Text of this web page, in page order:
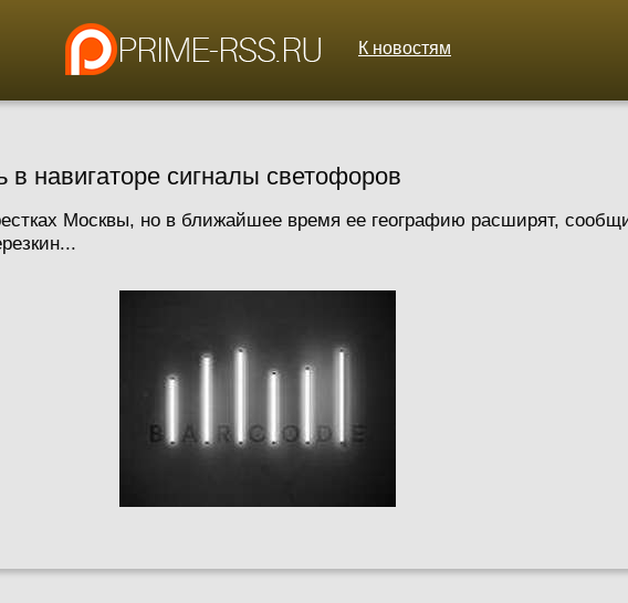
К новостям
навигаторе сигналы светофоров
Москвы, но в ближайшее время ее географию расширят,